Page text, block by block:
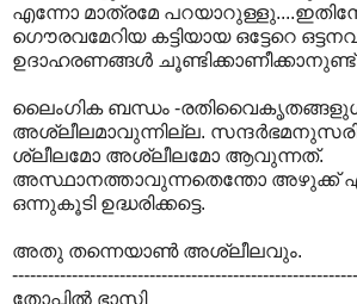
എന്നോ മാത്രമേ
ഗൌരവമേറിയ കട്ടിയായ ഒട്ടേറെ
ഉദാഹരണങ്ങള്‍
ലൈംഗിക ബന്ധം -
അശ്ലീലമാവുന്നില്ല.
ശ്ലീലമോ അശ്ലീലമോ ആവുന്നത്.
അസ്ഥാനത്താവുന്നതെന്തോ അഴുക്ക്
ഒന്നുകൂടി ഉദ്ധരിക്കട്ടെ.
അതു തന്നെയാണ്‍ അശ്ലീലവും.
തോപ്പില്‍ ഭാസി